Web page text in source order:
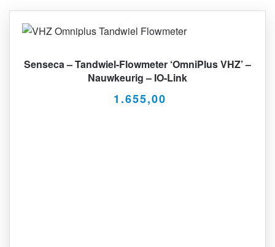
Senseca – Tandwiel-Flowmeter ‘OmniPlus VHZ’ –
Nauwkeurig – IO-Link
1.655,00